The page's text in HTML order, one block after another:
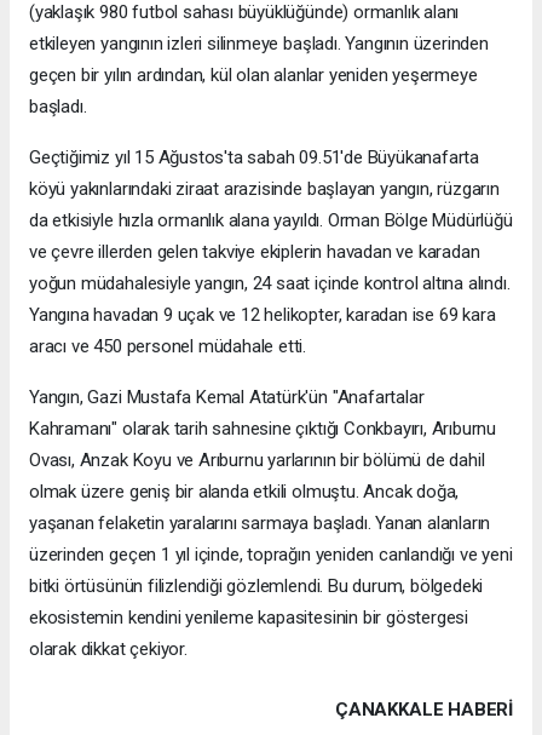
(yaklaşık 980 futbol sahası büyüklüğünde) ormanlık alanı
etkileyen yangının izleri silinmeye başladı. Yangının üzerinden
geçen bir yılın ardından, kül olan alanlar yeniden yeşermeye
başladı.
Geçtiğimiz yıl 15 Ağustos'ta sabah 09.51'de Büyükanafarta
köyü yakınlarındaki ziraat arazisinde başlayan yangın, rüzgarın
da etkisiyle hızla ormanlık alana yayıldı. Orman Bölge Müdürlüğü
ve çevre illerden gelen takviye ekiplerin havadan ve karadan
yoğun müdahalesiyle yangın, 24 saat içinde kontrol altına alındı.
Yangına havadan 9 uçak ve 12 helikopter, karadan ise 69 kara
aracı ve 450 personel müdahale etti.
Yangın, Gazi Mustafa Kemal Atatürk'ün "Anafartalar
Kahramanı" olarak tarih sahnesine çıktığı Conkbayırı, Arıburnu
Ovası, Anzak Koyu ve Arıburnu yarlarının bir bölümü de dahil
olmak üzere geniş bir alanda etkili olmuştu. Ancak doğa,
yaşanan felaketin yaralarını sarmaya başladı. Yanan alanların
üzerinden geçen 1 yıl içinde, toprağın yeniden canlandığı ve yeni
bitki örtüsünün filizlendiği gözlemlendi. Bu durum, bölgedeki
ekosistemin kendini yenileme kapasitesinin bir göstergesi
olarak dikkat çekiyor.
ÇANAKKALE HABERİ